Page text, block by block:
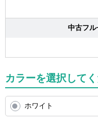
中古フ
カラーを選択して
ホワイト